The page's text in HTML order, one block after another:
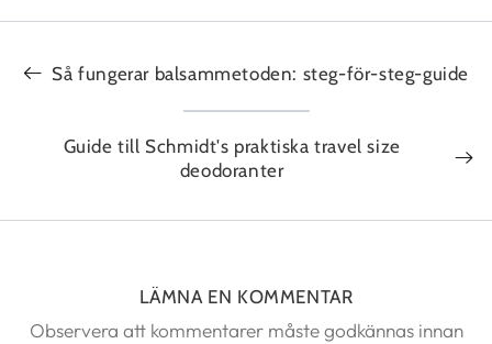
Så fungerar balsammetoden: steg-för-steg-guide
Guide till Schmidt's praktiska travel size
deodoranter
LÄMNA EN KOMMENTAR
Observera att kommentarer måste godkännas innan